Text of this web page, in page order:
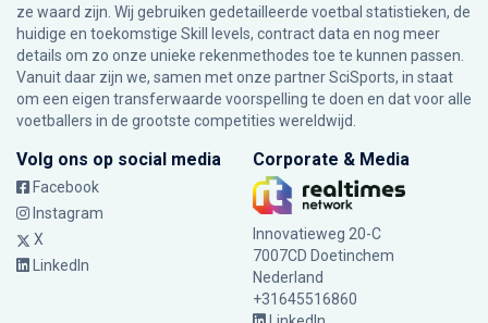
ze waard zijn. Wij gebruiken gedetailleerde voetbal statistieken, de
huidige en toekomstige Skill levels, contract data en nog meer
details om zo onze unieke rekenmethodes toe te kunnen passen.
Vanuit daar zijn we, samen met onze partner SciSports, in staat
om een eigen transferwaarde voorspelling te doen en dat voor alle
voetballers in de grootste competities wereldwijd.
Volg ons op social media
Facebook
Instagram
X
LinkedIn
Corporate & Media
Innovatieweg 20-C
7007CD Doetinchem
Nederland
+31645516860